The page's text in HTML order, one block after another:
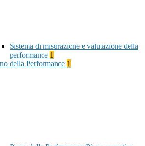
Sistema di misurazione e valutazione della
performance 1
della Performance 1